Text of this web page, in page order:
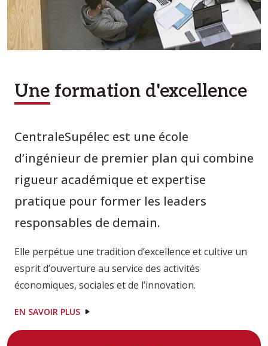
Une formation d'excellence
CentraleSupélec est une école
d’ingénieur de premier plan qui combine
rigueur académique et expertise
pratique pour former les leaders
responsables de demain.
Elle perpétue une tradition d’excellence et cultive un
esprit d’ouverture au service des activités
économiques, sociales et de l’innovation.
EN SAVOIR PLUS